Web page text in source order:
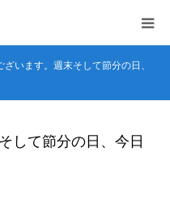
ざいます。週末そして節分の日、
して節分の日、今日